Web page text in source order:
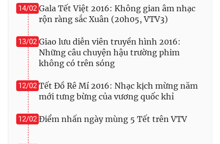
Ðiện thoại Thời báo VTV: 024.66 897 897
Email: toasoan@vtv.vn
Liên hệ quảng cáo:
14/02 Gala Tết Việt 2016: Không gian âm nhạc
rộn ràng sắc Xuân (20h05, VTV3)
13/02 Giao lưu diễn viên truyền hình 2016:
Những câu chuyện hậu trường phim
không có trên sóng
12/02 Tết Đồ Rê Mí 2016: Nhạc kịch mừng năm
mới tưng bừng của vương quốc khỉ
12/02 Điểm nhấn ngày mùng 5 Tết trên VTV